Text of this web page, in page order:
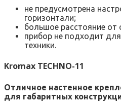
не предусмотрена
горизонтали;
большое расстояние от
прибор не подходит
техники.
Kromax TECHNO-11
Отличное настенное
для габаритных